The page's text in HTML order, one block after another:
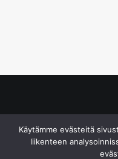
Käytämme evästeitä
liikenteen